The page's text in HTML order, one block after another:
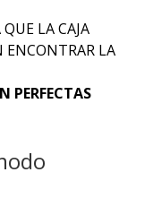
LA CAJA
ENCONTRAR LA
PERFECTAS